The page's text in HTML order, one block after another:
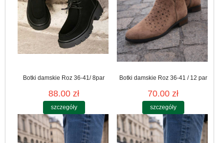
Botki damskie Roz 36-41/ 8par
88.00 zł
szczegóły
Botki damskie Roz 36-41 / 12 par
70.00 zł
szczegóły